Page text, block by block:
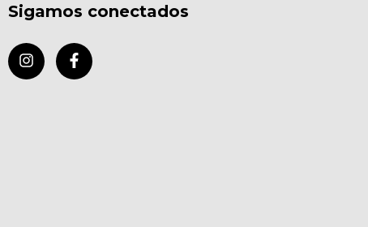
Sigamos conectados